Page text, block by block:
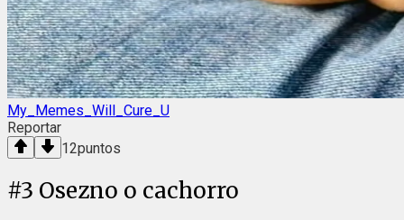
My_Memes_Will_Cure_U
Reportar
12puntos
#3 Osezno o cachorro